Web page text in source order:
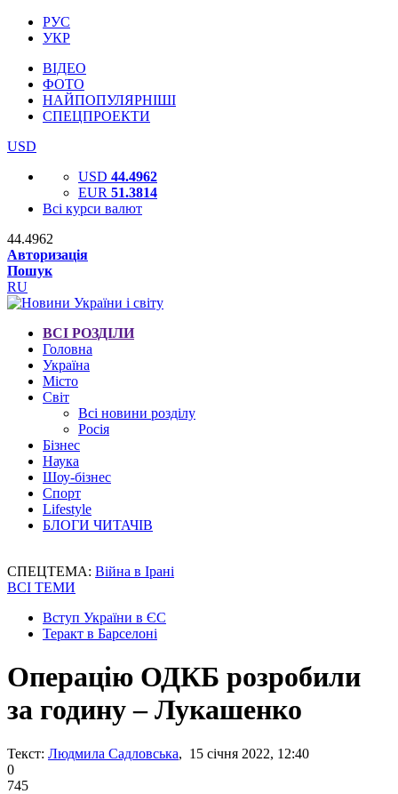
РУС
УКР
ВІДЕО
ФОТО
НАЙПОПУЛЯРНІШІ
СПЕЦПРОЕКТИ
USD
USD 44.4962
EUR 51.3814
Всі курси валют
44.4962
Авторизація
Пошук
RU
ВСІ РОЗДІЛИ
Головна
Україна
Місто
Світ
Всі новини розділу
Росія
Бізнес
Наука
Шоу-бізнес
Спорт
Lifestyle
БЛОГИ ЧИТАЧІВ
СПЕЦТЕМА: Війна в Ірані
ВСІ ТЕМИ
Вступ України в ЄС
Теракт в Барселоні
Операцію ОДКБ розробили
за годину – Лукашенко
Текст: Людмила Садловська, 15 січня 2022, 12:40
0
745